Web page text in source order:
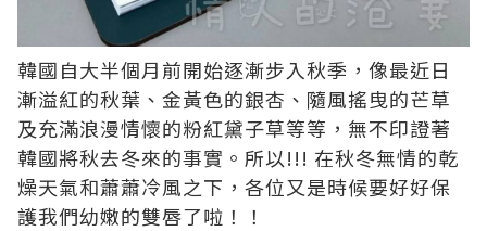
韓國自大半個月前開始逐漸步入秋季，像最近日
漸溢紅的秋葉、金黃色的銀杏、隨風搖曳的芒草
及充滿浪漫情懷的粉紅黛子草等等，無不印證著
韓國將秋去冬來的事實。所以!!! 在秋冬無情的乾
燥天氣和蕭蕭冷風之下，各位又是時候要好好保
護我們幼嫩的雙唇了啦！！